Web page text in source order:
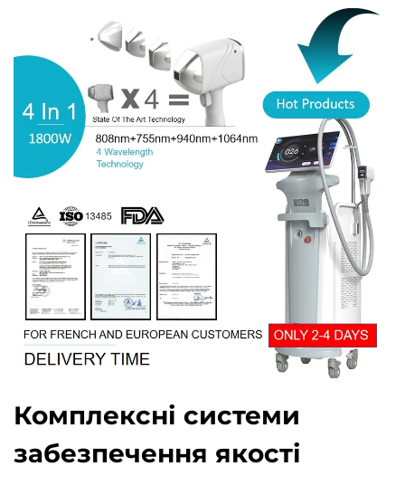
Комплексні системи
забезпечення якості